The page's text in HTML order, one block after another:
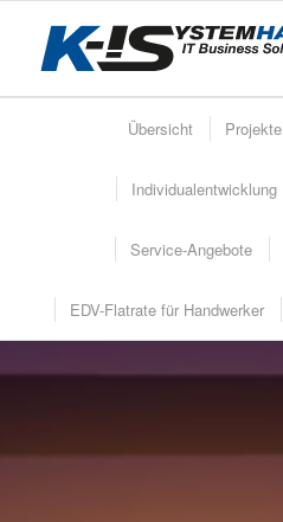
Übersicht Projekte
Individualentwicklung
Service-Angebote
EDV-Flatrate für Handwerker